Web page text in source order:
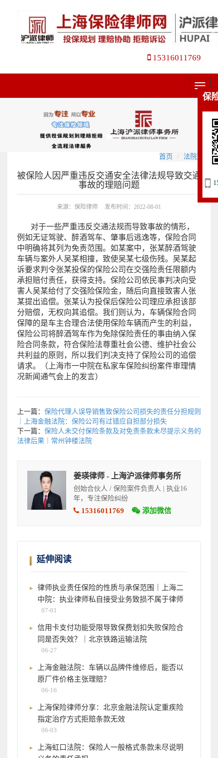
15316011769
菜
单
首页 法院观点
被保险人因严重违反交通安全法律法规导致交通
事故的理赔问题
来源：保险律师 发布时间：2022-08-01
对于一些严重违反交通法规而导致事故的情形，
例如无证驾驶、醉酒驾车、肇事后逃逸等，保险合同
中明确将其列为免责范围。如某案中，张某醉酒驾驶
车辆与案外人吴某相撞，致使吴某七级伤残。吴某起
诉要求判令张某投保的保险公司在交强险责任限额内
承担赔付责任，获得支持。保险公司依民事判决向受
害人吴某给付了交强险保险金，随后向直接致害人张
某提出追偿。张某认为投保后保险公司理应承担该部
分赔偿，无权向其追偿。我们则认为，车辆保险合同
保障的是车主合理合法使用保险车辆而产生的利益，
保险公司将醉酒驾车作为免除保险责任的事由纳入保
险合同条款，符合保险法尊重社会公德、维护社会公
共利益的原则，所以我们判决支持了保险公司的追偿
请求。（上海市一中院在私家车保险纠纷案件审理情
况新闻通气会上的发言）
上一篇： 保险代理人误导销售致保险公司损失的责任分担规则
｜上海金融法院：保险公司有过错应自担部分损失
下一篇： 保险人未交付保险条款及对免责条款未尽提示义务的
法律后果｜常州钟楼法院
姜瑛律师 - 上海沪派律师事务所
创始合伙人 / 保险案件负责人 | 执业16
年，专注保险纠纷
15316011769 添加微信
延伸阅读
律师执业责任保险的性质与承保范围｜上海二
中院：执业律师私自接受业务致损不属于律师
07-01
信用卡支付功能受限导致保费划扣失败保险合
同是否失效？｜北京铁路运输法院
06-27
上海金融法院：车辆以品牌件维修后，能否以
原厂件价格主张理赔？
06-16
上海保险律师分享：北京金融法院认定重疾险
指定治疗方式拒赔条款无效
06-03
上海虹口法院：保险人一般格式条款未尽说明
保